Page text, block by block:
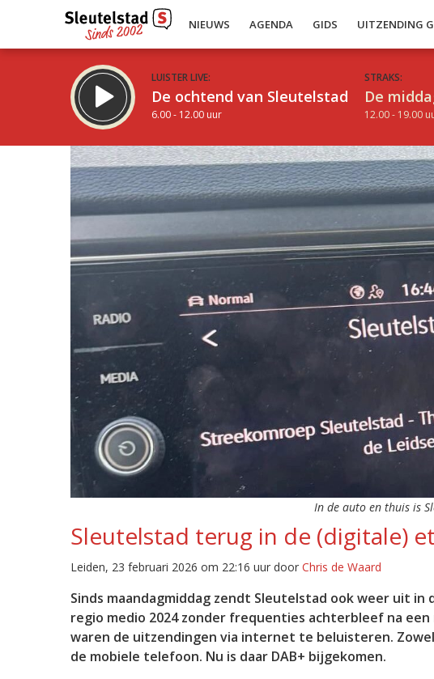
NIEUWS AGENDA GIDS UITZENDING
LUISTER LIVE:
De ochtend van Sleutelstad
6.00 - 12.00 uur
STRAKS:
De
12.00 - 19.00
In de auto en thuis is
Sleutelstad terug in de (digitale)
Leiden, 23 februari 2026 om 22:16 uur door Chris de Waard
Sinds maandagmiddag zendt Sleutelstad ook weer uit
regio medio 2024 zonder frequenties achterbleef na
waren de uitzendingen via internet te beluisteren.
de mobiele telefoon. Nu is daar DAB+ bijgekomen.